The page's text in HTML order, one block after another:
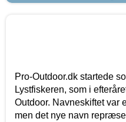
Pro-Outdoor.dk startede
Lystfiskeren, som i
Outdoor. Navneskiftet var
men det nye navn